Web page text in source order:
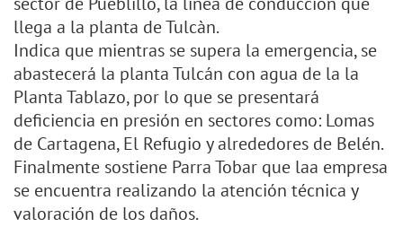
llega a la planta de Tulcàn.
Indica que mientras se supera la emergencia, se
abastecerá la planta Tulcán con agua de la la
Planta Tablazo, por lo que se presentará
deficiencia en presión en sectores como: Lomas
de Cartagena, El Refugio y alrededores de Belén.
Finalmente sostiene Parra Tobar que laa empresa
se encuentra realizando la atención técnica y
valoración de los daños.